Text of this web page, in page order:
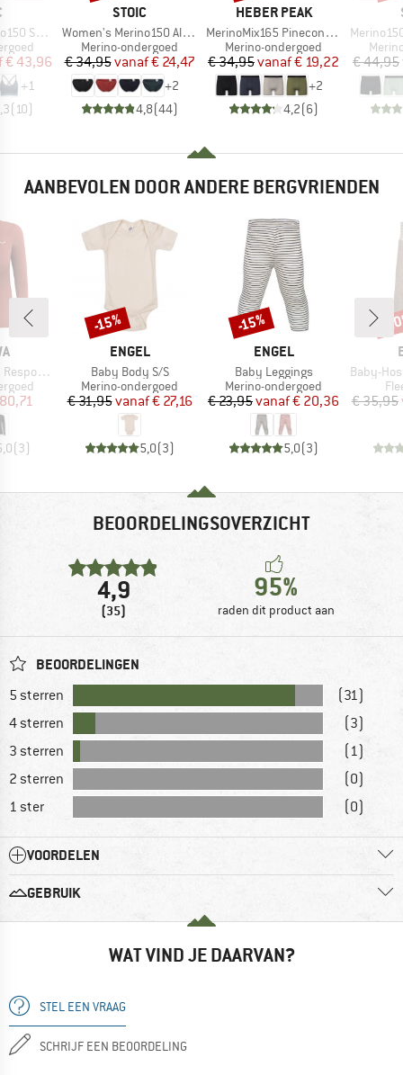
Bra
prijs
€ 43,96
+1
(10)
MERK
STOIC
Artikel
Women's Merino150 AlsenSt. Brief
Productgroep
Merino-ondergoed
Prijs
€ 34,95 Verlaagde prijs
vanaf€ 24,47
+2
4,8(44)
MERK
HEBER PEAK
Artikel
MerinoMix165 PineconeHe. Boxer
Productgroep
Merino-ondergoed
Prijs
€ 34,95 Verlaagde prijs
vanaf€ 19,22
+2
4,2(6)
Artikel
Merino150
€ 44,95
AANBEVOLEN DOOR ANDERE BERGVRIENDEN
L/S Tee
prijs
(3)
MERK
ENGEL
Artikel
Baby Body S/S
Productgroep
Merino-ondergoed
Prijs
€ 31,95 Verlaagde prijs
vanaf€ 27,16
5,0(3)
Korting
-15%
MERK
ENGEL
Artikel
Baby Leggings
Productgroep
Merino-ondergoed
Prijs
€ 23,95 Verlaagde prijs
vanaf€ 20,36
5,0(3)
Korting
-15%
Artikel
Baby-Hose
€ 35,95
-
BEOORDELINGSOVERZICHT
4,9
(35)
95%
raden dit product aan
BEOORDELINGEN
5 sterren
(31)
4 sterren
(3)
3 sterren
(1)
2 sterren
(0)
1 ster
(0)
VOORDELEN
GEBRUIK
WAT VIND JE DAARVAN?
STEL EEN VRAAG
SCHRIJF EEN BEOORDELING